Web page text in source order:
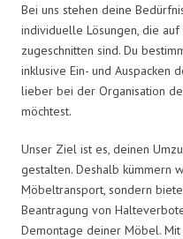
Bei uns stehen deine
individuelle Lösungen, die
zugeschnitten sind. Du
inklusive Ein- und Auspacken
lieber bei der Organisation
möchtest.
Unser Ziel ist es, deinen
gestalten. Deshalb kümmern
Möbeltransport, sondern
Beantragung von
Demontage deiner Möbel.